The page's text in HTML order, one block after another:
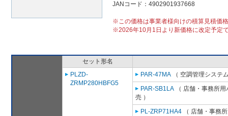
JANコード：4902901937668
※この価格は事業者様向けの積算見積価
※2026年10月1日より新価格に改定予定
セット形名
PLZD-
ZRMP280HBFG5
PAR-47MA （ 空調管理システ
PAR-SB1LA （ 店舗・事務所
売 ）
PL-ZRP71HA4 （ 店舗・事務